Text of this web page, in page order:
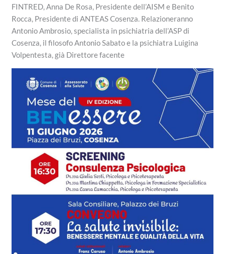
FINTRED, Anna De Rosa, Presidente dell’AISM e Benito
Rocca, Presidente di ANTEAS Cosenza. Relazioneranno
Antonio Ambrosio, specialista in psichiatria dell’ASP di
Cosenza, il filosofo Antonio Sabato e la psichiatra Luigina
Volpentesta, già Direttore facente